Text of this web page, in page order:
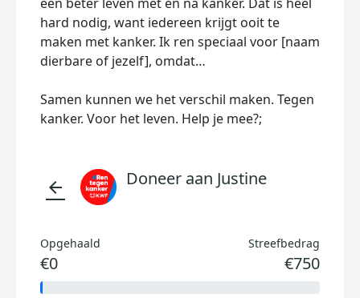
hard nodig, want iedereen krijgt ooit te
maken met kanker. Ik ren speciaal voor [naam
dierbare of jezelf], omdat…
Samen kunnen we het verschil maken. Tegen
kanker. Voor het leven. Help je mee?;
arrow_back Doneer aan Justine
Opgehaald
€0
Streefbedrag
€750